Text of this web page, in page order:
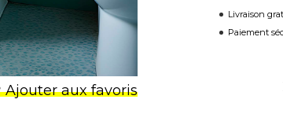
Ajouter aux favoris
Livraison
Paiement